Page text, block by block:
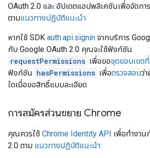
OAuth 2.0 และ อัปเดตแอปพลิเคชันเพื่อจัดกา
ตามแนวทางปฏิบัติแนะนำ
หากใช้ SDK auth.api.signin จากบริการ
กับ Google OAuth 2.0 คุณจะใช้ฟังก์ชัน
requestPermissions เพื่อขอชุดขอบเขต
ฟังก์ชัน hasPermissions เพื่อตรวจสอบว่
ใดเมื่อขอสิทธิ์แบบละเอียด
การสมัครส่วนขยาย Chrome
คุณควรใช้ Chrome Identity API เพื่อทำงาน
2.0 ตาม แนวทางปฏิบัติแนะนำ